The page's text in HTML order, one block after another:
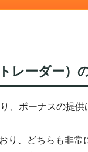
レーダー）
、ボーナスの提
り、どちらも非常